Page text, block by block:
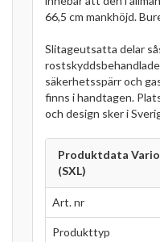
66,5 cm mankhöjd.
Slitageutsatta delar
säkerhetsspärr och
finns i handtagen.
och design sker i
Produktdata
(SXL)
Art. nr
Produkttyp